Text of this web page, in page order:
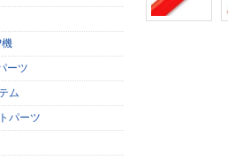
機
ーツ
ム
パーツ